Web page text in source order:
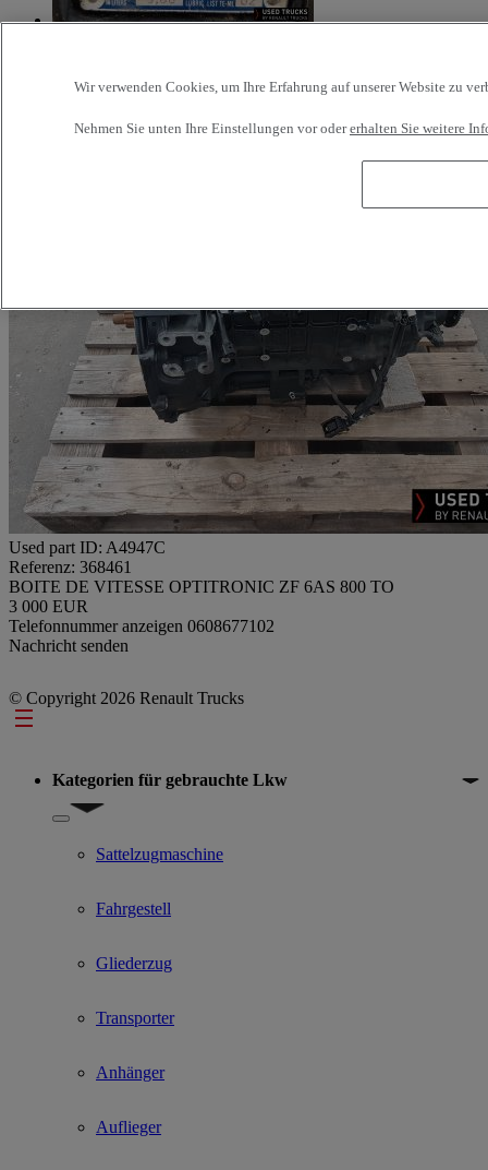
ROBOTISEE gamme RENAULT D 12 OPTITRONIC –
Used part ID: A4947C
Referenz: 368461
BOITE DE VITESSE OPTITRONIC ZF 6AS 800 TO
3 000 EUR
Telefonnummer anzeigen 0608677102
Nachricht senden
© Copyright 2026 Renault Trucks
Footer
Kategorien für gebrauchte Lkw
Show submenu for Kategorien für gebrauchte Lkw
Sattelzugmaschine
Fahrgestell
Gliederzug
Transporter
Anhänger
Auflieger
Wir verwenden Cookies, um Ihre Erfahrung auf unserer Website zu
Nehmen Sie unten Ihre Einstellungen vor odererhalten Sie weitere